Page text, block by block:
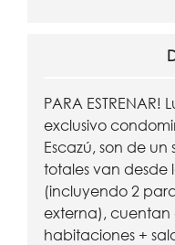
PARA
exclusivo
Escazú, son de un
totales van desde
(incluyendo 2
externa), cuentan
habitaciones +